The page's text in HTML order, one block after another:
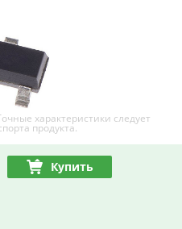
характеристики следует
продукта.
Купить